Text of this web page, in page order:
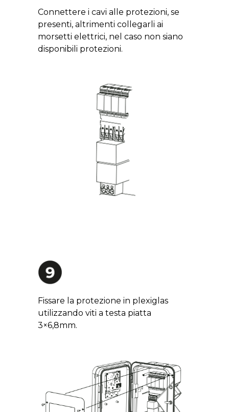
Connettere i cavi alle protezioni, se
presenti, altrimenti collegarli ai
morsetti elettrici, nel caso non siano
disponibili protezioni.
Fissare la protezione in plexiglas
utilizzando viti a testa piatta
3×6,8mm.